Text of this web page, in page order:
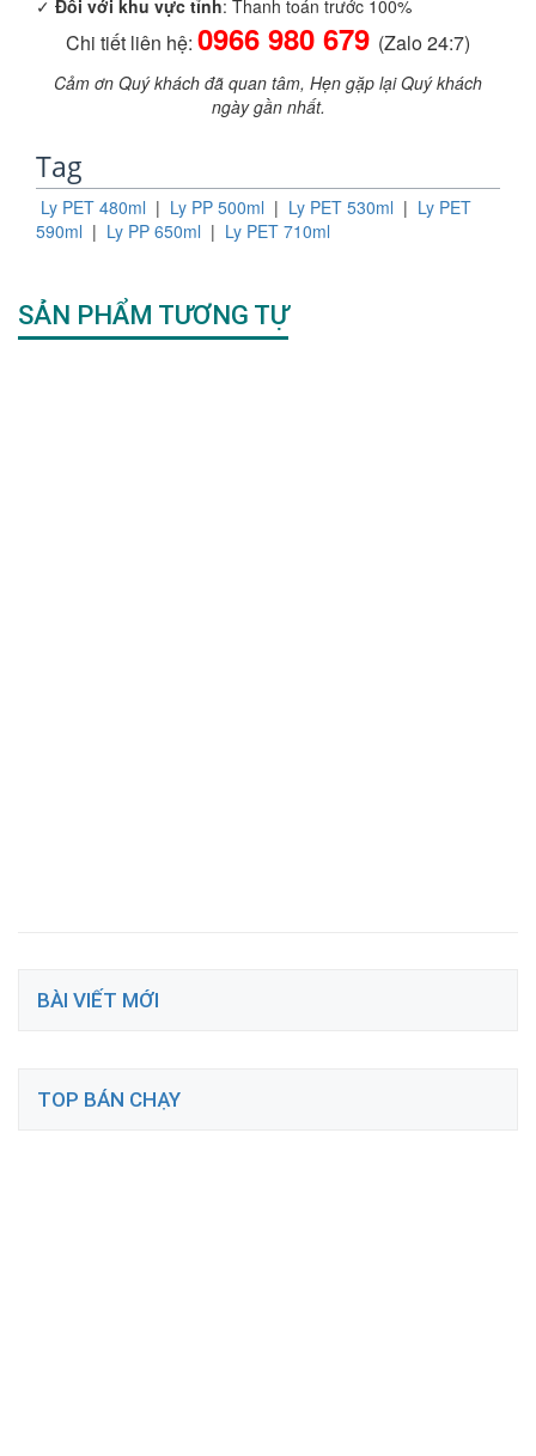
✓ Đối với khu vực tỉnh: Thanh toán trước 100%
Chi tiết liên hệ: 0966 980 679 (Zalo 24:7)
Cảm ơn Quý khách đã quan tâm, Hẹn gặp lại Quý khách
ngày gần nhất.
Tag
Ly PET 480ml | Ly PP 500ml | Ly PET 530ml | Ly PET
590ml | Ly PP 650ml | Ly PET 710ml
SẢN PHẨM TƯƠNG TỰ
BÀI VIẾT MỚI
TOP BÁN CHẠY